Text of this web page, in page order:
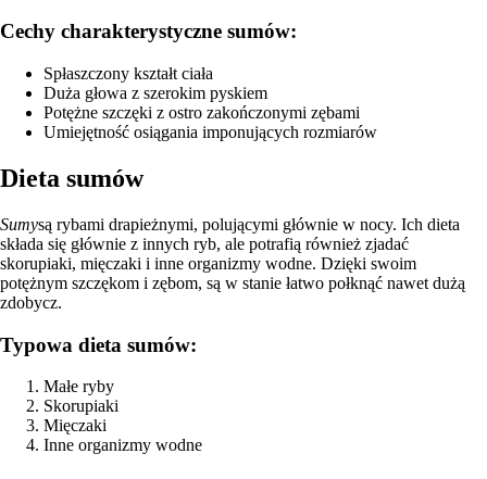
Cechy charakterystyczne sumów:
Spłaszczony kształt ciała
Duża głowa z szerokim pyskiem
Potężne szczęki z ostro zakończonymi zębami
Umiejętność osiągania imponujących rozmiarów
Dieta sumów
Sumysą rybami drapieżnymi, polującymi głównie w nocy. Ich dieta
składa się głównie z innych ryb, ale potrafią również zjadać
skorupiaki, mięczaki i inne organizmy wodne. Dzięki swoim
potężnym szczękom i zębom, są w stanie łatwo połknąć nawet dużą
zdobycz.
Typowa dieta sumów:
Małe ryby
Skorupiaki
Mięczaki
Inne organizmy wodne